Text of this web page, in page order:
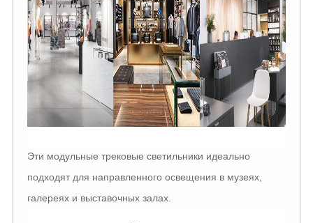
Эти модульные трековые светильники идеально
подходят для направленного освещения в музеях,
галереях и выставочных залах.